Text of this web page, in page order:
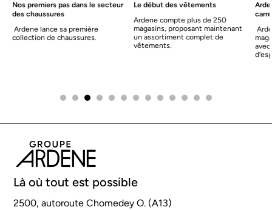
Nos premiers pas dans le secteur
des chaussures
Ardene lance sa première
collection de chaussures.
Le début des vêtements
Ardene compte plus de 250
magasins, proposant maintenant
un assortiment complet de
vêtements.
carrés
avec
Là où tout est possible
2500, autoroute Chomedey O. (A13)